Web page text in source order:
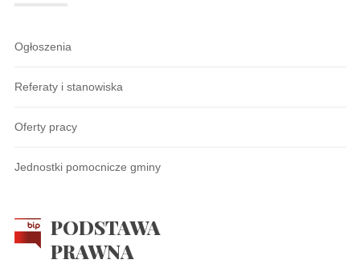
Ogłoszenia
Referaty i stanowiska
Oferty pracy
Jednostki pomocnicze gminy
PODSTAWA
PRAWNA